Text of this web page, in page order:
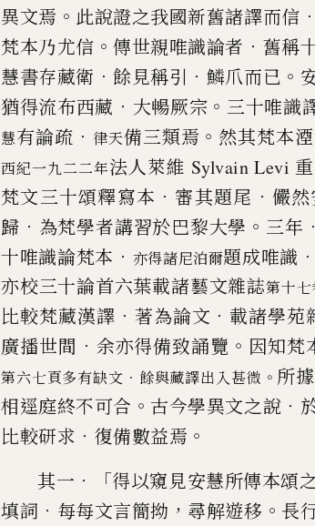
異文焉 。 此說證之我國新舊諸譯而信
梵本乃尤信 。傳世親唯識論者 ． 舊稱
慧書存藏衛 ．餘見稱引 ． 鱗爪而已 。
猶得流布西藏 ． 大暢厥宗 。 三十唯識
慧有論疏 ． 律天備三類焉 。 然其梵本
西紀一九二二年法人萊維 Sylvain Levi
梵文三十頌釋寫本 ． 審其題尾 ． 儼
歸 ． 為梵學者講習於巴黎大學 。 三年
十唯識論梵本 ． 亦得諸尼泊爾題成唯識 ．
亦校三十論首六葉載諸藝文雜誌第十
比較梵藏漢譯 ． 著為論文 ． 載諸學苑
廣播世間 ． 余亦得備致誦覽 。 因知梵
第六七頁多有缺文 ． 餘與藏譯出入甚微 。 所
相逕庭終不可合 。 古今學異文之說 ．
比較研求 ． 復備數益焉 。
其一 ．「得以窺見安慧所傳本頌
填詞 ． 每每文言簡拗 ， 尋解遊移 。 長